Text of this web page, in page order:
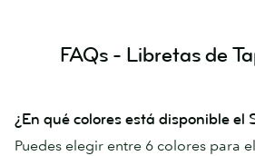
FAQs - Libretas de
¿En qué colores está disponible el
Puedes elegir entre 6 colores para